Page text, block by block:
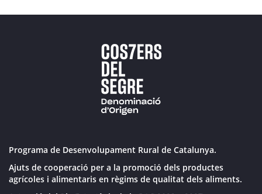
Programa de Desenvolupament Rural de Catalunya.
Ajuts de cooperació per a la promoció dels productes
agrícoles i alimentaris en règims de qualitat dels aliments.